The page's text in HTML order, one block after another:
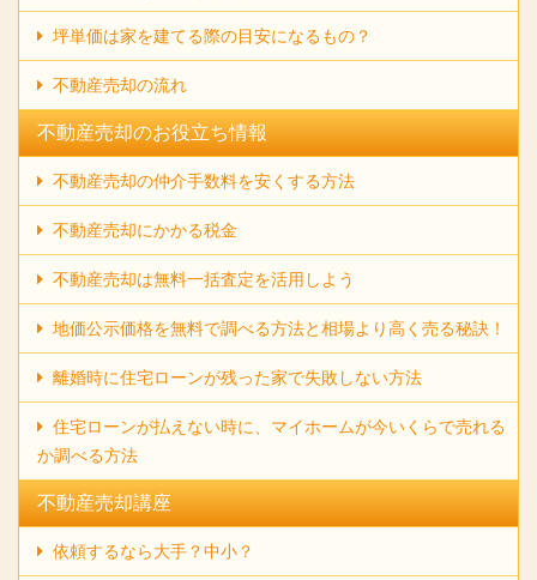
坪単価は家を建てる際の目安になるもの？
不動産売却の流れ
不動産売却のお役立ち情報
不動産売却の仲介手数料を安くする方法
不動産売却にかかる税金
不動産売却は無料一括査定を活用しよう
地価公示価格を無料で調べる方法と相場より高く売る秘訣！
離婚時に住宅ローンが残った家で失敗しない方法
住宅ローンが払えない時に、マイホームが今いくらで売れる
か調べる方法
不動産売却講座
依頼するなら大手？中小？